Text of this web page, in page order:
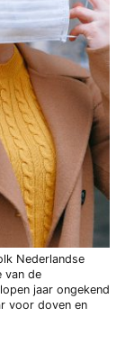
Nederlandse
van de
jaar ongekend
voor doven en